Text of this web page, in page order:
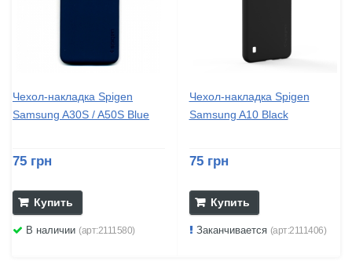
Чехол-накладка Spigen
Samsung A30S / A50S Blue
75 грн
Купить
В наличии (арт:2111580)
Чехол-накладка Spigen
Samsung A10 Black
75 грн
Купить
Заканчивается (арт:2111406)